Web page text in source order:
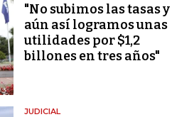
"No subimos las tasas y
aún así logramos unas
utilidades por $1,2
billones en tres años"
JUDICIAL